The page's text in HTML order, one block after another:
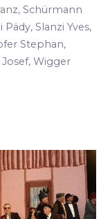
Schürmann
Slanzi Yves,
Stephan,
Wigger